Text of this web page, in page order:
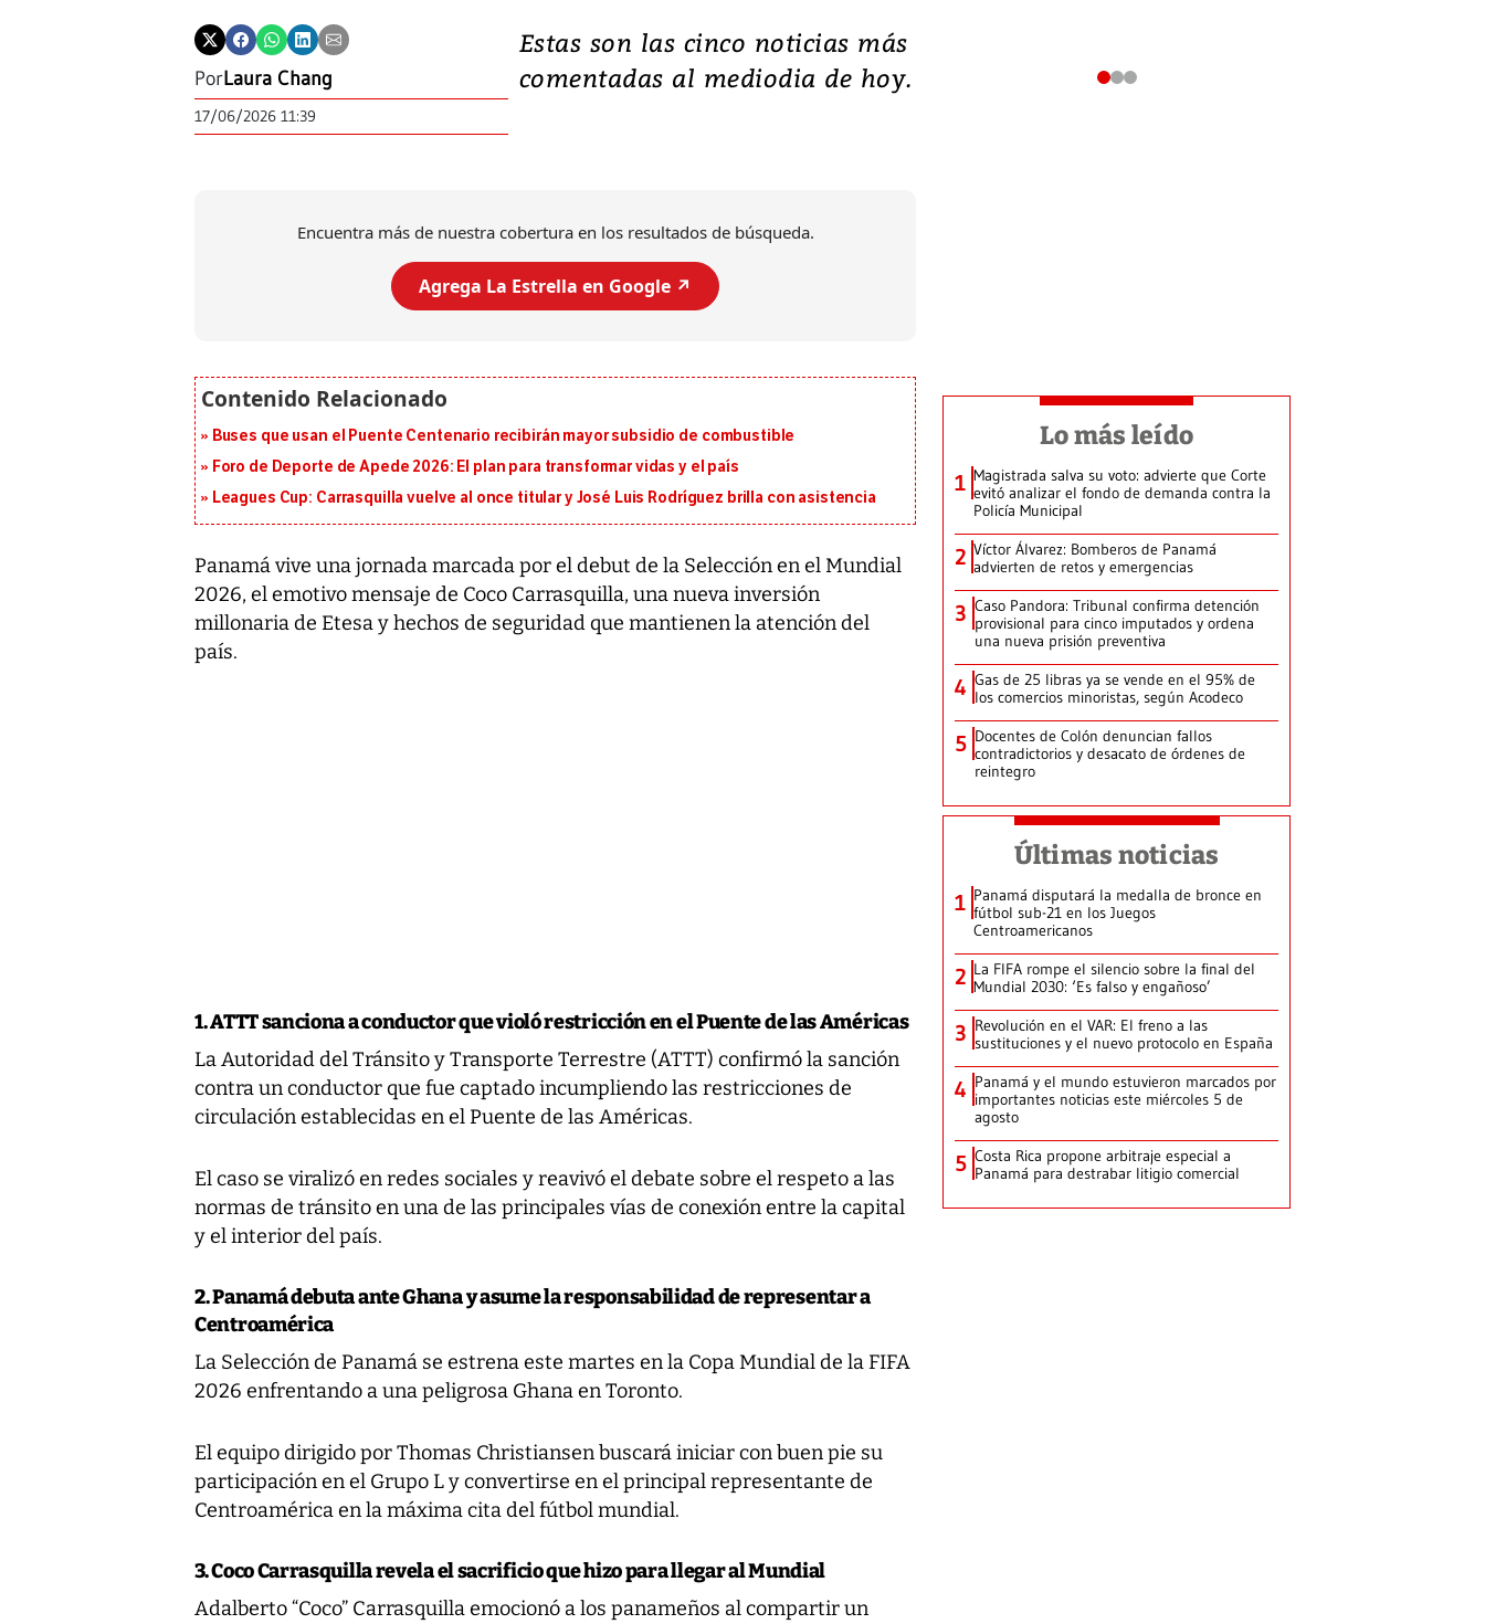
PorLaura Chang
17/06/2026 11:39
Estas son las cinco noticias más
comentadas al mediodia de hoy.
Encuentra más de nuestra cobertura en los resultados de búsqueda.
Agrega La Estrella en Google ↗️
Buses que usan el Puente Centenario recibirán mayor subsidio de combustible
Foro de Deporte de Apede 2026: El plan para transformar vidas y el país
Leagues Cup: Carrasquilla vuelve al once titular y José Luis Rodríguez brilla con asistencia
Panamá vive una jornada marcada por el debut de la Selección en el Mundial
2026, el emotivo mensaje de Coco Carrasquilla, una nueva inversión
millonaria de Etesa y hechos de seguridad que mantienen la atención del
país.
1. ATTT sanciona a conductor que violó restricción en el Puente de las Américas
La Autoridad del Tránsito y Transporte Terrestre (ATTT) confirmó la sanción
contra un conductor que fue captado incumpliendo las restricciones de
circulación establecidas en el Puente de las Américas.
El caso se viralizó en redes sociales y reavivó el debate sobre el respeto a las
normas de tránsito en una de las principales vías de conexión entre la capital
y el interior del país.
2. Panamá debuta ante Ghana y asume la responsabilidad de representar a
Centroamérica
La Selección de Panamá se estrena este martes en la Copa Mundial de la FIFA
2026 enfrentando a una peligrosa Ghana en Toronto.
El equipo dirigido por Thomas Christiansen buscará iniciar con buen pie su
participación en el Grupo L y convertirse en el principal representante de
Centroamérica en la máxima cita del fútbol mundial.
3. Coco Carrasquilla revela el sacrificio que hizo para llegar al Mundial
Adalberto “Coco” Carrasquilla emocionó a los panameños al compartir un
Lo más leído
1 Magistrada salva su voto: advierte que Corte
evitó analizar el fondo de demanda contra la
Policía Municipal
2 Víctor Álvarez: Bomberos de Panamá
advierten de retos y emergencias
3 Caso Pandora: Tribunal confirma detención
provisional para cinco imputados y ordena
una nueva prisión preventiva
4 Gas de 25 libras ya se vende en el 95% de
los comercios minoristas, según Acodeco
5 Docentes de Colón denuncian fallos
contradictorios y desacato de órdenes de
reintegro
Últimas noticias
1 Panamá disputará la medalla de bronce en
fútbol sub-21 en los Juegos
Centroamericanos
2 La FIFA rompe el silencio sobre la final del
Mundial 2030: ‘Es falso y engañoso’
3 Revolución en el VAR: El freno a las
sustituciones y el nuevo protocolo en España
4 Panamá y el mundo estuvieron marcados por
importantes noticias este miércoles 5 de
agosto
5 Costa Rica propone arbitraje especial a
Panamá para destrabar litigio comercial